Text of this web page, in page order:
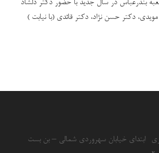
بندرعباس در سال جدید با حضور دکتر دلشاد
دکتر حسن نژاد، دکتر قائدی (با نیابت )
ابتدای خیابان سهروردی شمالی – بن بست